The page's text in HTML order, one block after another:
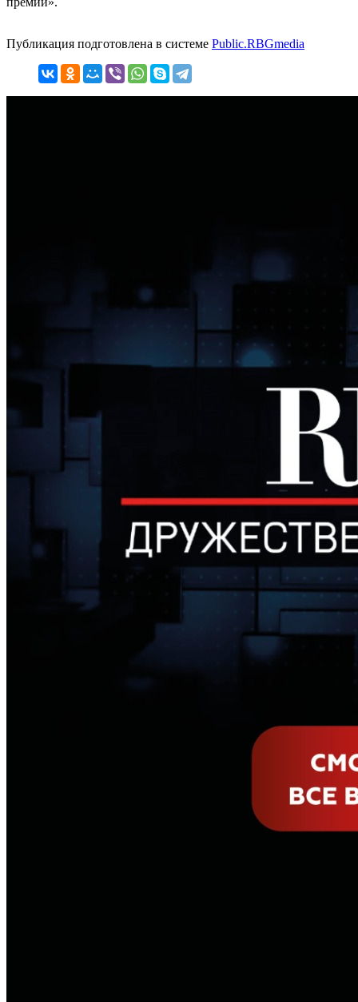
Публикация подготовлена в системе Public.RBGmedia